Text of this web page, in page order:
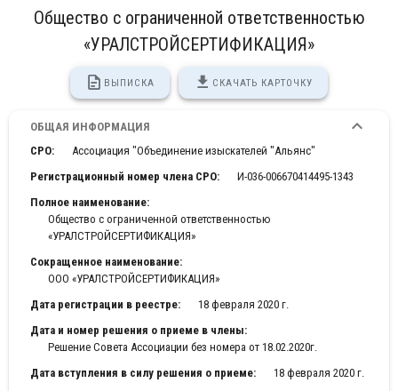
Общество с ограниченной ответственностью
«УРАЛСТРОЙСЕРТИФИКАЦИЯ»
ВЫПИСКА СКАЧАТЬ КАРТОЧКУ
ОБЩАЯ ИНФОРМАЦИЯ
СРО:
Ассоциация "Объединение изыскателей "Альянс"
Регистрационный номер члена СРО:
И-036-006670414495-1343
Полное наименование:
Общество с ограниченной ответственностью
«УРАЛСТРОЙСЕРТИФИКАЦИЯ»
Сокращенное наименование:
ООО «УРАЛСТРОЙСЕРТИФИКАЦИЯ»
Дата регистрации в реестре:
18 февраля 2020 г.
Дата и номер решения о приеме в члены:
Решение Совета Ассоциации без номера от 18.02.2020г.
Дата вступления в силу решения о приеме:
18 февраля 2020 г.